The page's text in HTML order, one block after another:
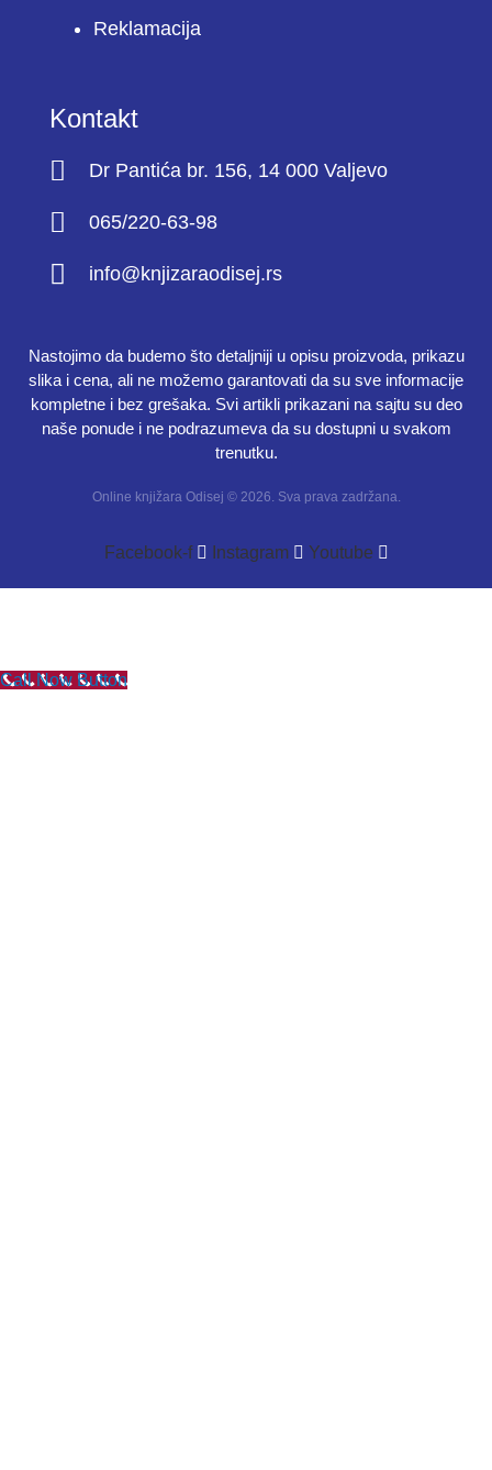
Reklamacija
Kontakt
Dr Pantića br. 156, 14 000 Valjevo
065/220-63-98
info@knjizaraodisej.rs
Nastojimo da budemo što detaljniji u opisu proizvoda, prikazu
slika i cena, ali ne možemo garantovati da su sve informacije
kompletne i bez grešaka. Svi artikli prikazani na sajtu su deo
naše ponude i ne podrazumeva da su dostupni u svakom
trenutku.
Online knjižara Odisej © 2026. Sva prava zadržana.
Facebook-f Instagram Youtube
Call Now Button